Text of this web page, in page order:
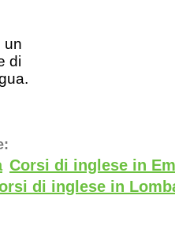
un
di
Corsi di inglese in
di inglese in